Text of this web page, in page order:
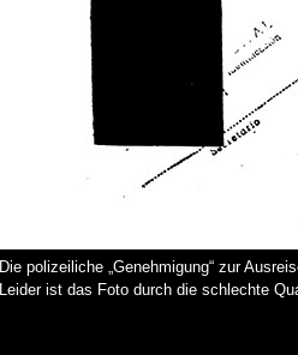
Die polizeiliche „Genehmigung“ zur
Leider ist das Foto durch die schlechte